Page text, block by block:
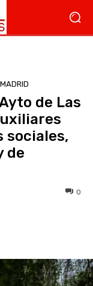
de Las
sociales,
de
0